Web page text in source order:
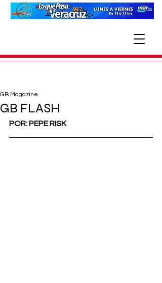
GB FLASH
GB Magazine
POR: PEPE RISK